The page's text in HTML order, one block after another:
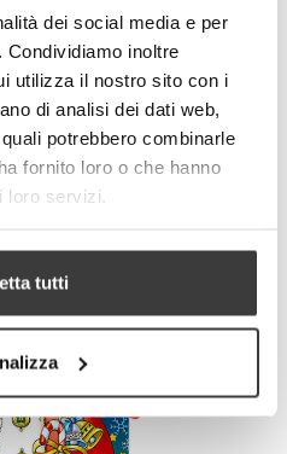
dei social media e per
inoltre
utilizza il nostro sito con i
di analisi dei dati web,
potrebbero combinarle
fornito loro o che hanno
servizi.
tutti
con renna